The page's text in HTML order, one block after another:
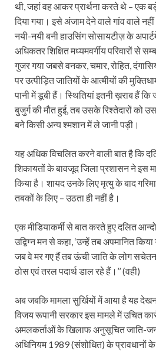
थी, जहां वह आकर प्रार्थना करते थे – एक
दिया गया। इसे अंजाम देने वाले गांव वाले
नयी-नयी बनी हाउसिंग सोसायटीज़ के
अधिकतर शिक्षित मध्यमवर्गीय परिवारों से
गुजर गया जबसे वनकर, चमार, रोहित,
पर उत्पीड़ित जातियों के आत्मीयों की
पानी में डूबी हैं। स्थितियां इतनी ख़राब हैं
बुजुर्ग की मौत हुई, तब उसके रिश्तेदारों को
बने किसी अन्य श्‍मशान में ले जानी पड़ी।
यह अधिक विचलित करने वाली बात है कि
शिकायतों के बावजूद जिला प्रशासन ने इस
किया है। शायद उनके लिए मृत्यु के बाद
तबकों के लिए – उठता ही नहीं है।
एक मीडियाकर्मी से बात करते हुए दलित
उद्विग्न मन से कहा, ‘उन्हें तब अपमानित
जब वे मर गए हैं तब ऊंची जाति के लोग सचेतन
ठोस एवं तरल पदार्थ डाल रहे हैं।’’ (वही)
अब जबकि मामला सुर्खियों में आया है यह
विजय रूपानी सरकार इस मामले में उचित
अमलकर्ताओं के खिलाफ अनुसूचित जाति-
अधिनियम 1989 (संशोधित) के प्रावधानों के